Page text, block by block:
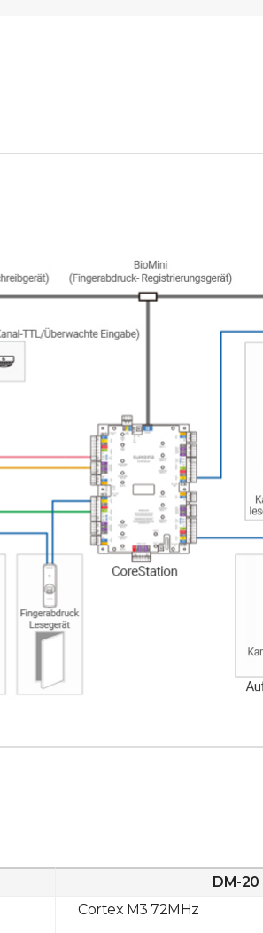
DM-20
Cortex M3 72MHz